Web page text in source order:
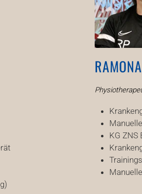
RAMONA
KG ZNS